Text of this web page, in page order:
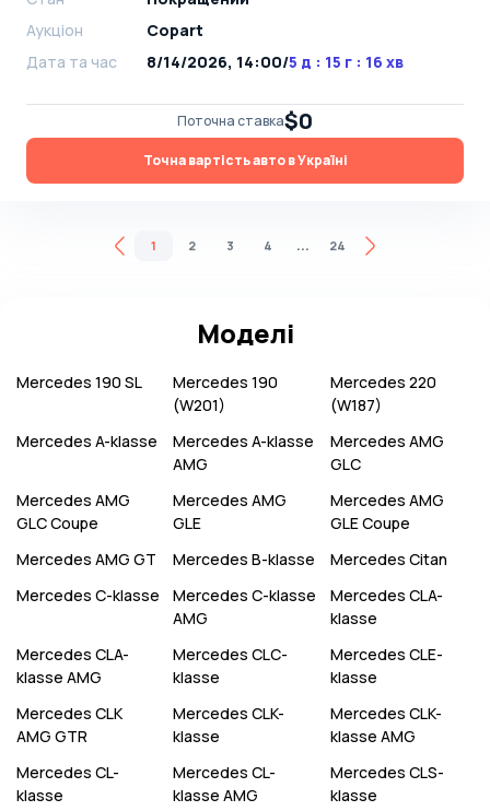
Аукціон
Copart
Дата та час
8/14/2026, 14:00/5 д : 15 г : 16 хв
Поточна ставка$0
Точна вартість авто в Україні
1 2 3 4 ... 24
Моделі
Mercedes 190 SL Mercedes 190
(W201)
Mercedes 220
(W187)
Mercedes A-klasse Mercedes A-klasse
AMG
Mercedes AMG
GLC
Mercedes AMG
GLC Coupe
Mercedes AMG
GLE
Mercedes AMG
GLE Coupe
Mercedes AMG GT Mercedes B-klasse Mercedes Citan
Mercedes C-klasse Mercedes C-klasse
AMG
Mercedes CLA-
klasse
Mercedes CLA-
klasse AMG
Mercedes CLC-
klasse
Mercedes CLE-
klasse
Mercedes CLK
AMG GTR
Mercedes CLK-
klasse
Mercedes CLK-
klasse AMG
Mercedes CL-
klasse
Mercedes CL-
klasse AMG
Mercedes CLS-
klasse